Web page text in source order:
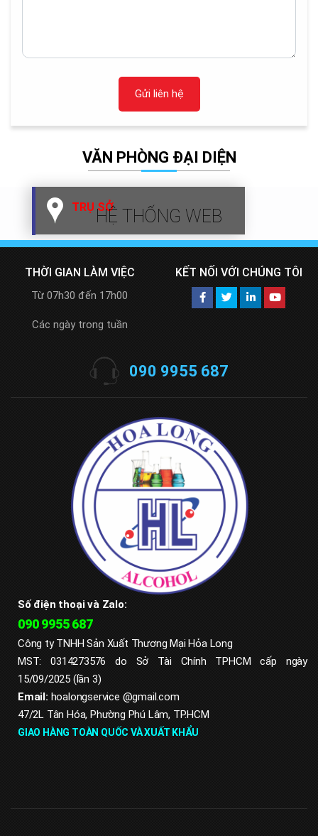
Gửi liên hệ
VĂN PHÒNG ĐẠI DIỆN
TRỤ SỞHỆ THỐNG WEB
THỜI GIAN LÀM VIỆC
Từ 07h30 đến 17h00
Các ngày trong tuần
KẾT NỐI VỚI CHÚNG TÔI
090 9955 687
Số điện thoại và Zalo:
090 9955 687
Công ty TNHH Sản Xuất Thương Mại Hỏa Long
MST: 0314273576 do Sở Tài Chính TPHCM cấp ngày
15/09/2025 (lần 3)
Email: hoalongservice @gmail.com
47/2L Tân Hóa, Phường Phú Lâm, TP.HCM
GIAO HÀNG TOÀN QUỐC VÀ XUẤT KHẨU